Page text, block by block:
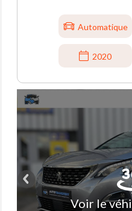
Automatique
2020
Voir le